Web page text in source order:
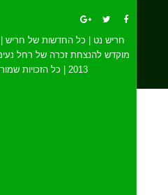
חריש נט | כל החדשות של חריש | נוסד בשנת 2018 | אתר זה
מוקדש להנצחת זכרה של רחל נעים זצ"ל, 01-01-1930 - 02-02-